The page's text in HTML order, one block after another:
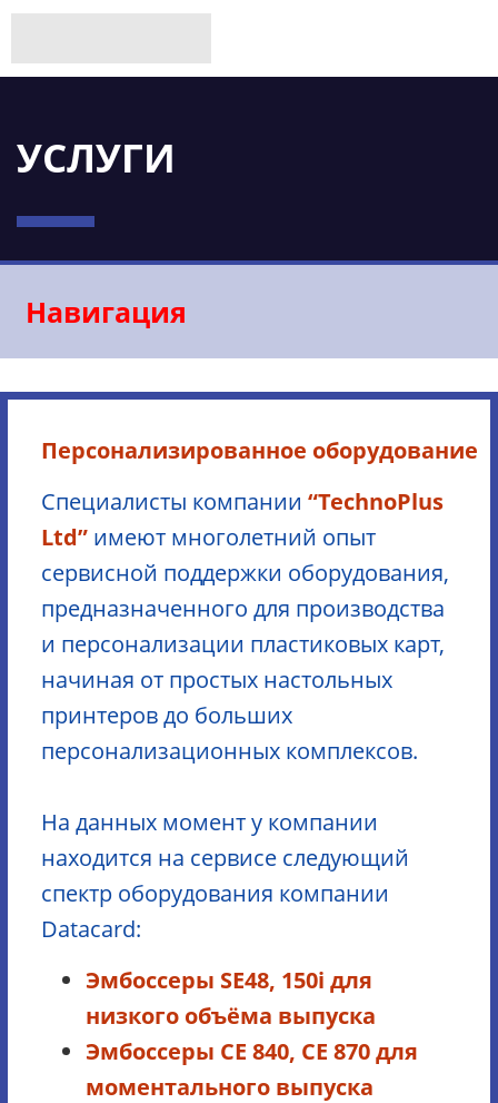
УСЛУГИ
Навигация
Персонализированное оборудование
Специалисты компании “TechnoPlus
Ltd” имеют многолетний опыт
сервисной поддержки оборудования,
предназначенного для производства
и персонализации пластиковых карт,
начиная от простых настольных
принтеров до больших
персонализационных комплексов.
На данных момент у компании
находится на сервисе следующий
спектр оборудования компании
Datacard:
Эмбоссеры SE48, 150i для
низкого объёма выпуска
Эмбоссеры CE 840, CE 870 для
моментального выпуска